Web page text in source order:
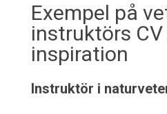
Exempel på
instruktörs
inspiration
Instruktör i